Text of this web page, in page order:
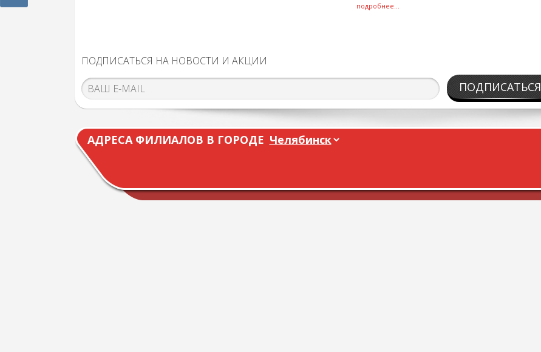
подробнее...
ПОДПИСАТЬСЯ НА НОВОСТИ И АКЦИИ
ПОДПИСАТЬСЯ
АДРЕСА ФИЛИАЛОВ В ГОРОДЕ